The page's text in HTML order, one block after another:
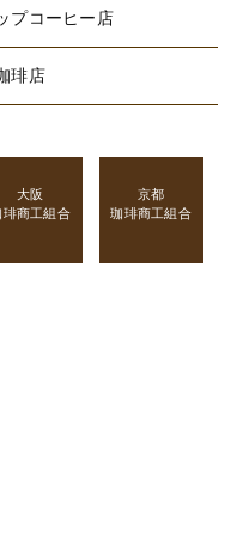
プコーヒー店
琲店
大阪
琲商工組合
京都
珈琲商工組合